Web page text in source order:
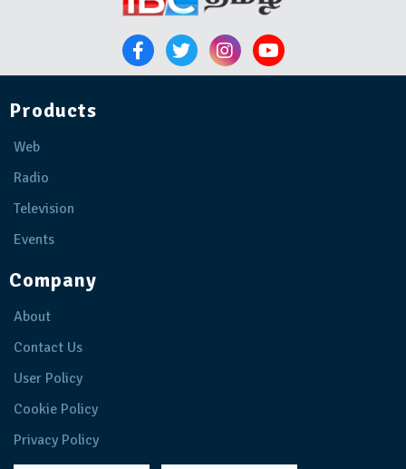
Products
Web
Radio
Television
Events
Company
About
Contact Us
User Policy
Cookie Policy
Privacy Policy